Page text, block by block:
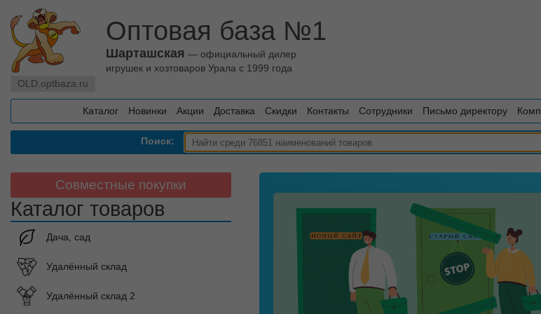
OLD.optbaza.ru
Оптовая база №1
Шарташская — официальный дилер
игрушек и хозтоваров Урала с 1999 года
Каталог Новинки Акции Доставка Скидки Контакты Сотрудники Письмо директору
Поиск:
Совместные покупки
Каталог товаров
Дача, сад
Удалённый склад
Удалённый склад 2